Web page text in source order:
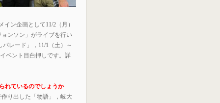
ン企画として11/2（月）
ンソン」がライブを行い
レード」，11/1（土）～
ベント目白押しです。詳
れているのでしょうか
り出した「物語」，岐大